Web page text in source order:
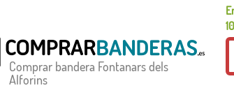
Comprar bandera Fontanars dels
Alforins